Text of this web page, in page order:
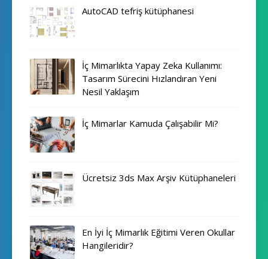
AutoCAD tefriş kütüphanesi
İç Mimarlıkta Yapay Zeka Kullanımı:
Tasarım Sürecini Hızlandıran Yeni
Nesil Yaklaşım
İç Mimarlar Kamuda Çalışabilir Mi?
Ücretsiz 3ds Max Arşiv Kütüphaneleri
En İyi İç Mimarlık Eğitimi Veren Okullar
Hangileridir?